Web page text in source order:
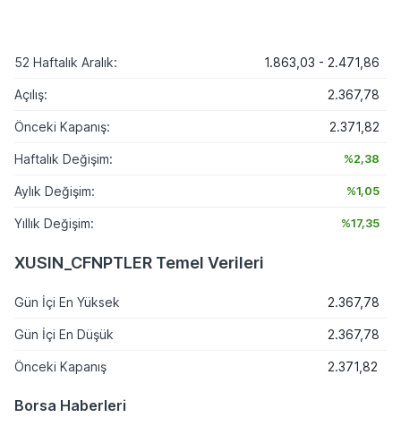
52 Haftalık Aralık: 1.863,03 - 2.471,86
Açılış: 2.367,78
Önceki Kapanış: 2.371,82
Haftalık Değişim: %2,38
Aylık Değişim: %1,05
Yıllık Değişim: %17,35
XUSIN_CFNPTLER Temel Verileri
Gün İçi En Yüksek 2.367,78
Gün İçi En Düşük 2.367,78
Önceki Kapanış 2.371,82
Borsa Haberleri